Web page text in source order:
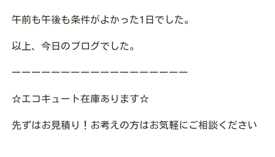
午前も午後も条件がよかった1日でした。
以上、今日のブログでした。
ーーーーーーーーーーーーーーーーーー
☆エコキュート在庫あります☆
先ずはお見積り！お考えの方はお気軽にご相談ください